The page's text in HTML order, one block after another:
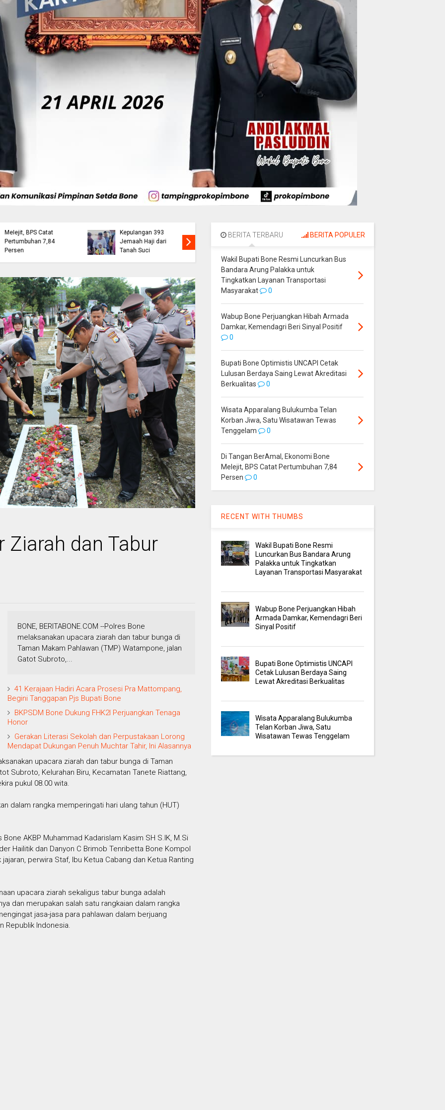
Melejit, BPS Catat
Pertumbuhan 7,84
Persen
Kepulangan 393
Jemaah Haji dari
Tanah Suci
Wakil Bupati Bone
Resmi Luncurkan
Tingkatkan Layanan
Armada Damkar,
Ziarah dan Tabur
BONE, BERITABONE.COM --Polres Bone
melaksanakan upacara ziarah dan tabur bunga di
Taman Makam Pahlawan (TMP) Watampone, jalan
Gatot Subroto,...
41 Kerajaan Hadiri Acara Prosesi Pra Mattompang,
Begini Tanggapan Pjs Bupati Bone
BKPSDM Bone Dukung FHK2I Perjuangkan Tenaga
Honor
Gerakan Literasi Sekolah dan Perpustakaan Lorong
Mendapat Dukungan Penuh Muchtar Tahir, Ini Alasannya
upacara ziarah dan tabur bunga di Taman
Subroto, Kelurahan Biru, Kecamatan Tanete Riattang,
pukul 08.00 wita.
dalam rangka memperingati hari ulang tahun (HUT)
AKBP Muhammad Kadarislam Kasim SH S.IK, M.Si
Hailitik dan Danyon C Brimob Tenribetta Bone Kompol
perwira Staf, Ibu Ketua Cabang dan Ketua Ranting
upacara ziarah sekaligus tabur bunga adalah
dan merupakan salah satu rangkaian dalam rangka
jasa-jasa para pahlawan dalam berjuang
Republik Indonesia.
BERITA TERBARU BERITA POPULER
Wakil Bupati Bone Resmi Luncurkan Bus
Bandara Arung Palakka untuk
Tingkatkan Layanan Transportasi
Masyarakat
0
Wabup Bone Perjuangkan Hibah Armada
Damkar, Kemendagri Beri Sinyal Positif
0
Bupati Bone Optimistis UNCAPI Cetak
Lulusan Berdaya Saing Lewat Akreditasi
Berkualitas
0
Wisata Apparalang Bulukumba Telan
Korban Jiwa, Satu Wisatawan Tewas
Tenggelam
0
Di Tangan BerAmal, Ekonomi Bone
Melejit, BPS Catat Pertumbuhan 7,84
Persen
0
RECENT WITH THUMBS
Wakil Bupati Bone Resmi
Luncurkan Bus Bandara Arung
Palakka untuk Tingkatkan
Layanan Transportasi Masyarakat
Wabup Bone Perjuangkan Hibah
Armada Damkar, Kemendagri Beri
Sinyal Positif
Bupati Bone Optimistis UNCAPI
Cetak Lulusan Berdaya Saing
Lewat Akreditasi Berkualitas
Wisata Apparalang Bulukumba
Telan Korban Jiwa, Satu
Wisatawan Tewas Tenggelam